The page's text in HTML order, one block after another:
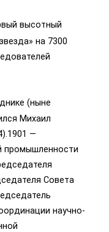
высотный
на 7300
(ныне
Михаил
—
промышленности
Совета
научно-